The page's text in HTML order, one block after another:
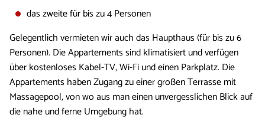
das zweite für bis zu 4 Personen
Gelegentlich vermieten wir auch das Haupthaus (für bis zu 6
Personen). Die Appartements sind klimatisiert und verfügen
über kostenloses Kabel-TV, Wi-Fi und einen Parkplatz. Die
Appartements haben Zugang zu einer großen Terrasse mit
Massagepool, von wo aus man einen unvergesslichen Blick auf
die nahe und ferne Umgebung hat.